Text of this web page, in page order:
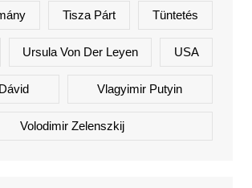
Tisza Párt Tüntetés
Ursula Von Der Leyen USA
Vlagyimir Putyin
Volodimir Zelenszkij